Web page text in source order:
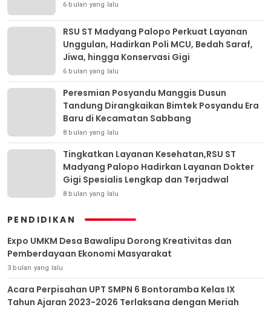
6 bulan yang lalu
RSU ST Madyang Palopo Perkuat Layanan
Unggulan, Hadirkan Poli MCU, Bedah Saraf,
Jiwa, hingga Konservasi Gigi
6 bulan yang lalu
Peresmian Posyandu Manggis Dusun
Tandung Dirangkaikan Bimtek Posyandu Era
Baru di Kecamatan Sabbang
8 bulan yang lalu
Tingkatkan Layanan Kesehatan,RSU ST
Madyang Palopo Hadirkan Layanan Dokter
Gigi Spesialis Lengkap dan Terjadwal
8 bulan yang lalu
PENDIDIKAN
Expo UMKM Desa Bawalipu Dorong Kreativitas dan
Pemberdayaan Ekonomi Masyarakat
3 bulan yang lalu
Acara Perpisahan UPT SMPN 6 Bontoramba Kelas IX
Tahun Ajaran 2023-2026 Terlaksana dengan Meriah